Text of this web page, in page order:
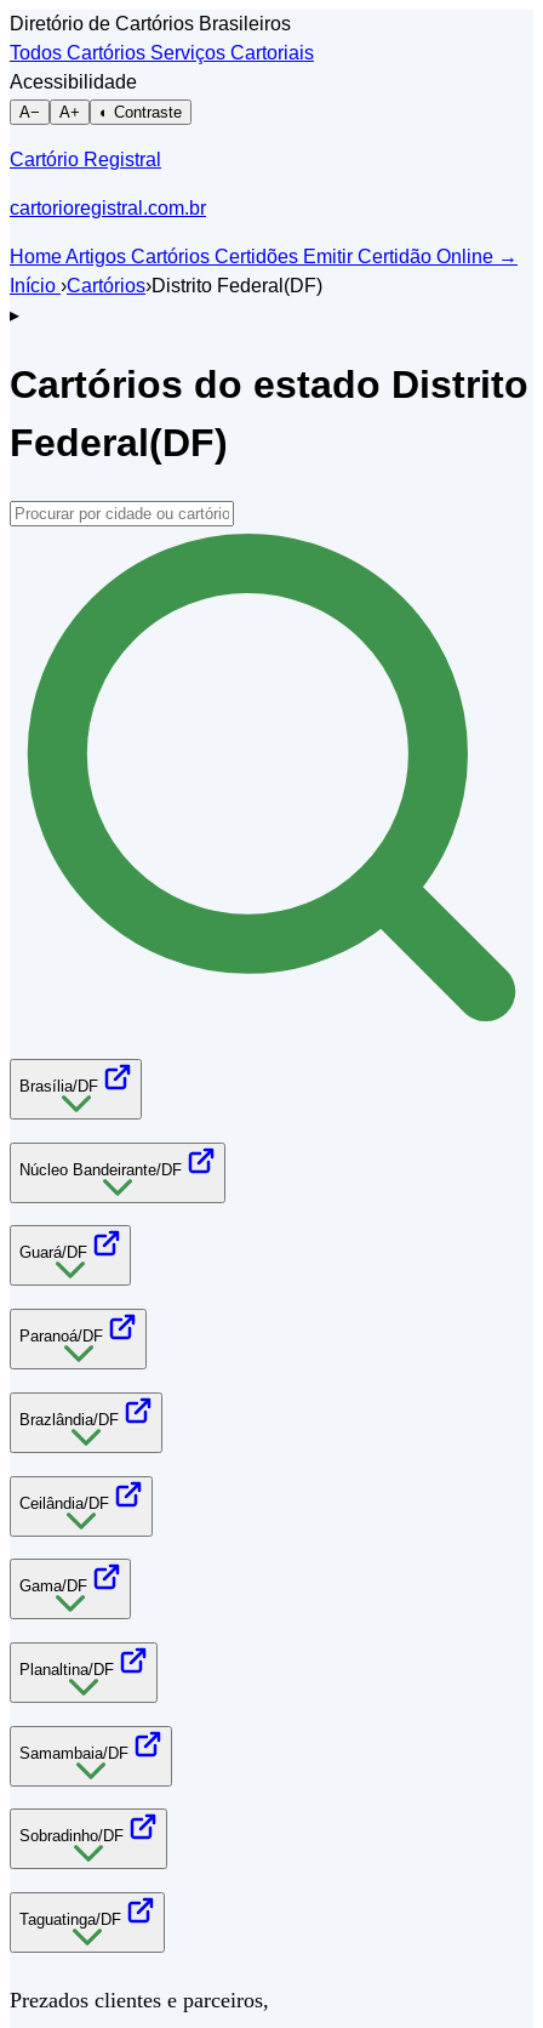
Diretório de Cartórios Brasileiros
Todos Cartórios Serviços Cartoriais
Acessibilidade
A− A+ ◐ Contraste
Cartório Registral
cartorioregistral.com.br
HomeArtigos Cartórios Certidões Emitir Certidão Online →
Início ›Cartórios›Distrito Federal(DF)
▸
Cartórios do estado Distrito
Federal(DF)
Brasília/DF
Núcleo Bandeirante/DF
Guará/DF
Paranoá/DF
Brazlândia/DF
Ceilândia/DF
Gama/DF
Planaltina/DF
Samambaia/DF
Sobradinho/DF
Taguatinga/DF
Prezados clientes e parceiros,